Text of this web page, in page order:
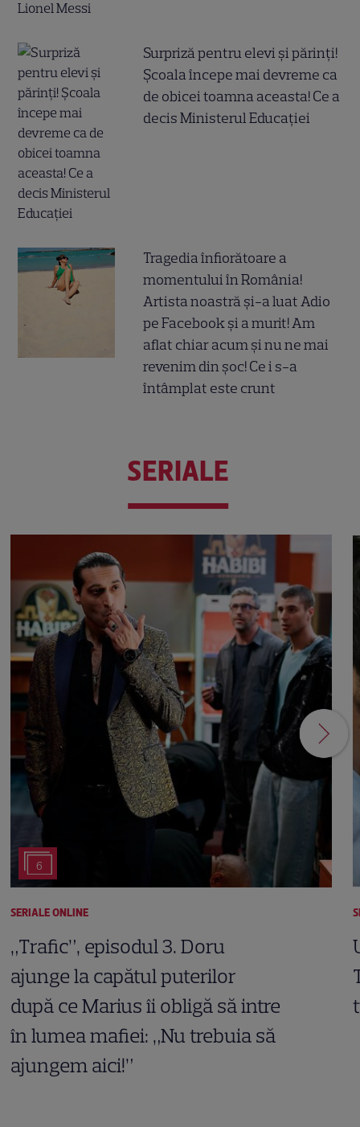
Surpriză pentru elevi și părinți!
Școala începe mai devreme ca
de obicei toamna aceasta! Ce a
decis Ministerul Educației
Tragedia înfiorătoare a
momentului în România!
Artista noastră și-a luat Adio
pe Facebook și a murit! Am
aflat chiar acum și nu ne mai
revenim din șoc! Ce i s-a
întâmplat este crunt
SERIALE
6
SERIALE ONLINE
„Trafic”, episodul 3. Doru
ajunge la capătul puterilor
după ce Marius îi obligă să intre
în lumea mafiei: „Nu trebuia să
ajungem aici!”